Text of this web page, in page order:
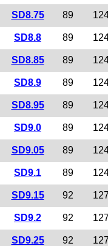
SD8.75 89
SD8.8 89
SD8.85 89
SD8.9 89
SD8.95 89
SD9.0 89
SD9.05 89
SD9.1 89
SD9.15 92
SD9.2 92
SD9.25 92